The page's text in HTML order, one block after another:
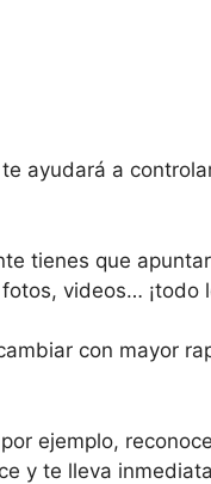
ayudará a
tienes que
videos… ¡todo
con mayor
ejemplo,
y te lleva